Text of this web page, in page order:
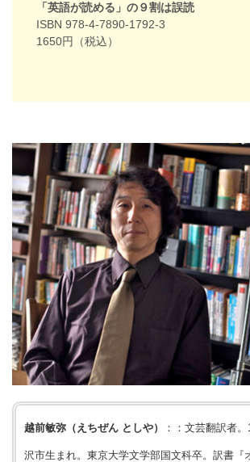
「英語が読める」の９割は誤読
ISBN 978-4-7890-1792-3
1650円（税込）
越前敏弥（えちぜん としや） ： ：文芸翻訳者
沢市生まれ。東京大学文学部国文科卒。訳書『